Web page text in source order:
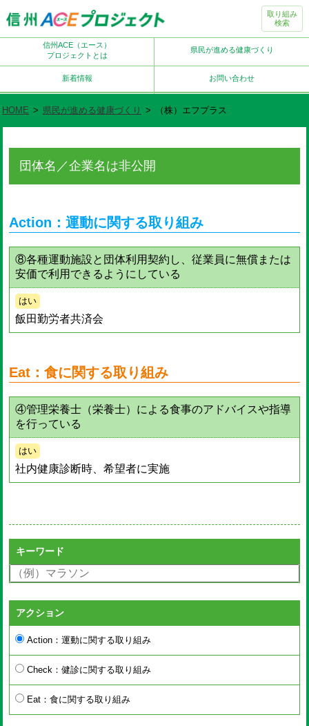
取り組み
検索
信州ACE（エース）
プロジェクトとは
県民が進める健康づくり
新着情報 お問い合わせ
HOME > 県民が進める健康づくり > （株）エフプラス
団体名／企業名は非公開
Action：運動に関する取り組み
⑧各種運動施設と団体利用契約し、従業員に無償または
安価で利用できるようにしている
はい
飯田勤労者共済会
Eat：食に関する取り組み
④管理栄養士（栄養士）による食事のアドバイスや指導
を行っている
はい
社内健康診断時、希望者に実施
キーワード
アクション
Action：運動に関する取り組み
Check：健診に関する取り組み
Eat：食に関する取り組み